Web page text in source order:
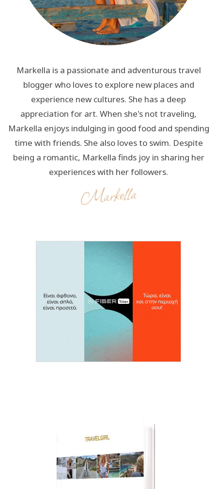
Markella is a passionate and adventurous travel
blogger who loves to explore new places and
experience new cultures. She has a deep
appreciation for art. When she's not traveling,
Markella enjoys indulging in good food and spending
time with friends. She also loves to swim. Despite
being a romantic, Markella finds joy in sharing her
experiences with her followers.